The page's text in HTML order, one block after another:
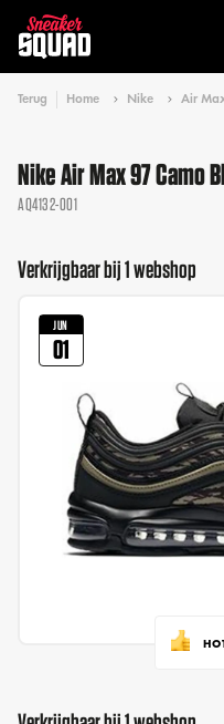
Terug Home Nike Air
Nike Air Max 97 Camo
AQ4132-001
Verkrijgbaar bij 1 webshop
JUN
01